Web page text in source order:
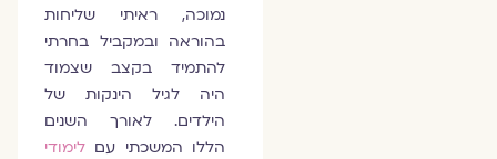
נמוכה, ראיתי שליחות
בהוראה ובמקביל בחרתי
להתמיד בקצב שצמוד
היה לגיל הינקות של
הילדים. לאורך השנים
הללו המשכתי עםלימודי